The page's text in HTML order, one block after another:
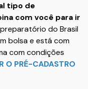
tipo de
com você para ir
do Brasil
bolsa e está com
com condições
O PRÉ-CADASTRO